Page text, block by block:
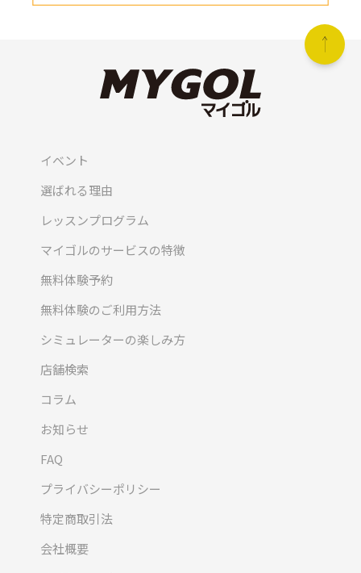
イベント
選ばれる理由
レッスンプログラム
マイゴルのサービスの特徴
無料体験予約
無料体験のご利用方法
シミュレーターの楽しみ方
店舗検索
コラム
お知らせ
FAQ
プライバシーポリシー
特定商取引法
会社概要